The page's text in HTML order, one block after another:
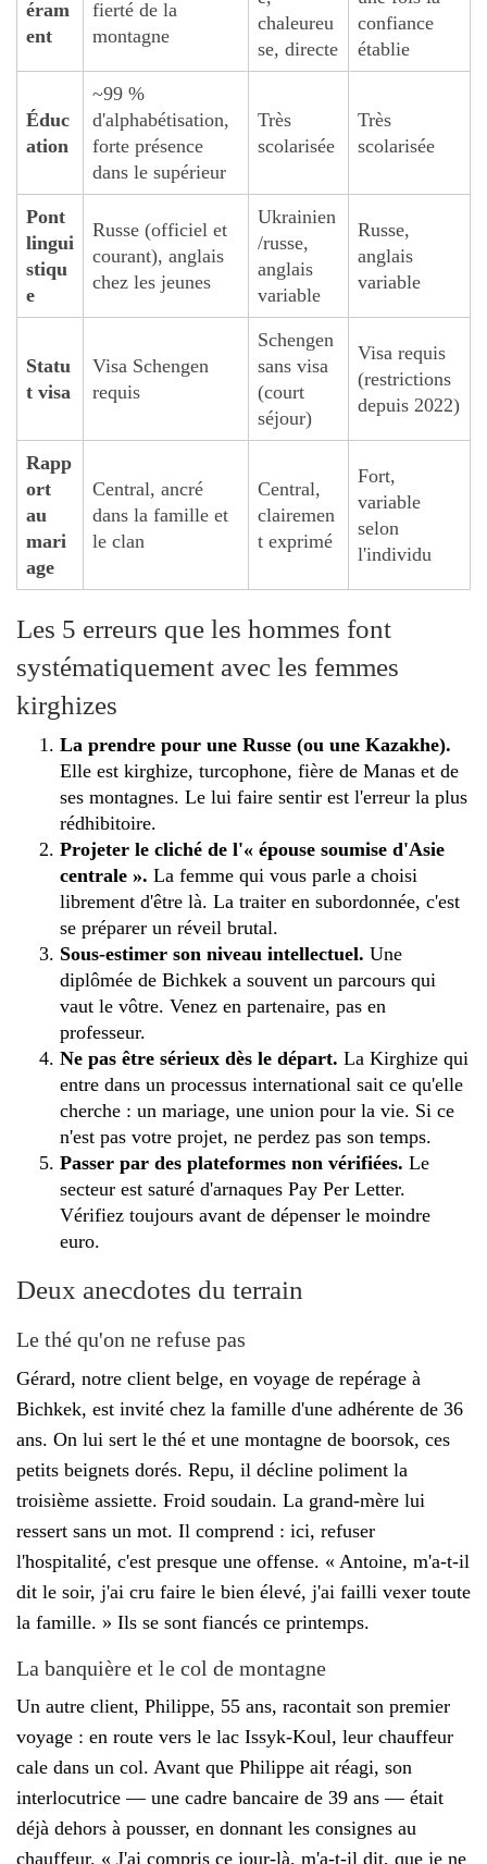
éram
ent
fierté de la
montagne
chaleureu
se, directe
confiance
établie
Éduc
ation
~99 %
d'alphabétisation,
forte présence
dans le supérieur
Très
scolarisée
Très
scolarisée
Pont
lingui
stiqu
e
Russe (officiel et
courant), anglais
chez les jeunes
Ukrainien
/russe,
anglais
variable
Russe,
anglais
variable
Statu
t visa
Visa Schengen
requis
Schengen
sans visa
(court
séjour)
Visa requis
(restrictions
depuis 2022)
Rapp
ort
au
mari
age
Central, ancré
dans la famille et
le clan
Central,
clairemen
t exprimé
Fort,
variable
selon
l'individu
Les 5 erreurs que les hommes font
systématiquement avec les femmes
kirghizes
La prendre pour une Russe (ou une Kazakhe).
Elle est kirghize, turcophone, fière de Manas et de
ses montagnes. Le lui faire sentir est l'erreur la plus
rédhibitoire.
Projeter le cliché de l'« épouse soumise d'Asie
centrale ». La femme qui vous parle a choisi
librement d'être là. La traiter en subordonnée, c'est
se préparer un réveil brutal.
Sous-estimer son niveau intellectuel. Une
diplômée de Bichkek a souvent un parcours qui
vaut le vôtre. Venez en partenaire, pas en
professeur.
Ne pas être sérieux dès le départ. La Kirghize qui
entre dans un processus international sait ce qu'elle
cherche : un mariage, une union pour la vie. Si ce
n'est pas votre projet, ne perdez pas son temps.
Passer par des plateformes non vérifiées. Le
secteur est saturé d'arnaques Pay Per Letter.
Vérifiez toujours avant de dépenser le moindre
euro.
Deux anecdotes du terrain
Le thé qu'on ne refuse pas
Gérard, notre client belge, en voyage de repérage à
Bichkek, est invité chez la famille d'une adhérente de 36
ans. On lui sert le thé et une montagne de boorsok, ces
petits beignets dorés. Repu, il décline poliment la
troisième assiette. Froid soudain. La grand-mère lui
ressert sans un mot. Il comprend : ici, refuser
l'hospitalité, c'est presque une offense. « Antoine, m'a-t-il
dit le soir, j'ai cru faire le bien élevé, j'ai failli vexer toute
la famille. » Ils se sont fiancés ce printemps.
La banquière et le col de montagne
Un autre client, Philippe, 55 ans, racontait son premier
voyage : en route vers le lac Issyk-Koul, leur chauffeur
cale dans un col. Avant que Philippe ait réagi, son
interlocutrice — une cadre bancaire de 39 ans — était
déjà dehors à pousser, en donnant les consignes au
chauffeur. « J'ai compris ce jour-là, m'a-t-il dit, que je ne